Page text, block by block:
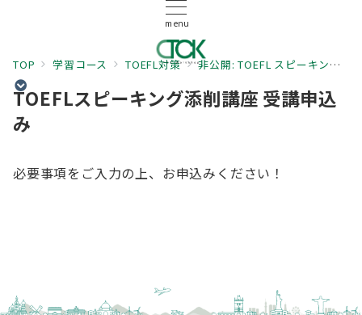
menu
TOP 学習コース TOEFL対策 非公開: TOEFL スピーキング添削講座
TOEFLスピーキング添削講座 受講申込
み
必要事項をご入力の上、お申込みください！